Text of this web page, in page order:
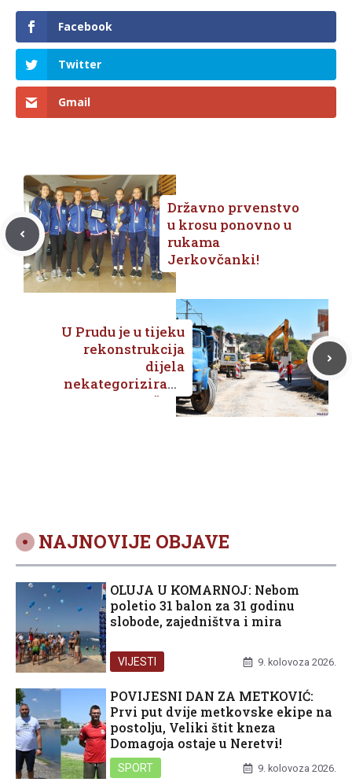
Facebook
Twitter
Gmail
Državno prvenstvo
u krosu ponovno u
rukama
Jerkovčanki!
U Prudu je u tijeku
rekonstrukcija
dijela
nekategorizirane
prometne mreže te
izgradnja
NAJNOVIJE OBJAVE
OLUJA U KOMARNOJ: Nebom
poletio 31 balon za 31 godinu
slobode, zajedništva i mira
VIJESTI 9. kolovoza 2026.
POVIJESNI DAN ZA METKOVIĆ:
Prvi put dvije metkovske ekipe na
postolju, Veliki štit kneza
Domagoja ostaje u Neretvi!
SPORT 9. kolovoza 2026.